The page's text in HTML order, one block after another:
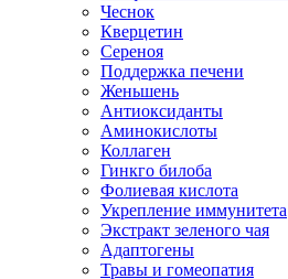
Чеснок
Кверцетин
Сереноя
Поддержка печени
Женьшень
Антиоксиданты
Аминокислоты
Коллаген
Гинкго билоба
Фолиевая кислота
Укрепление иммунитета
Экстракт зеленого чая
Адаптогены
Травы и гомеопатия